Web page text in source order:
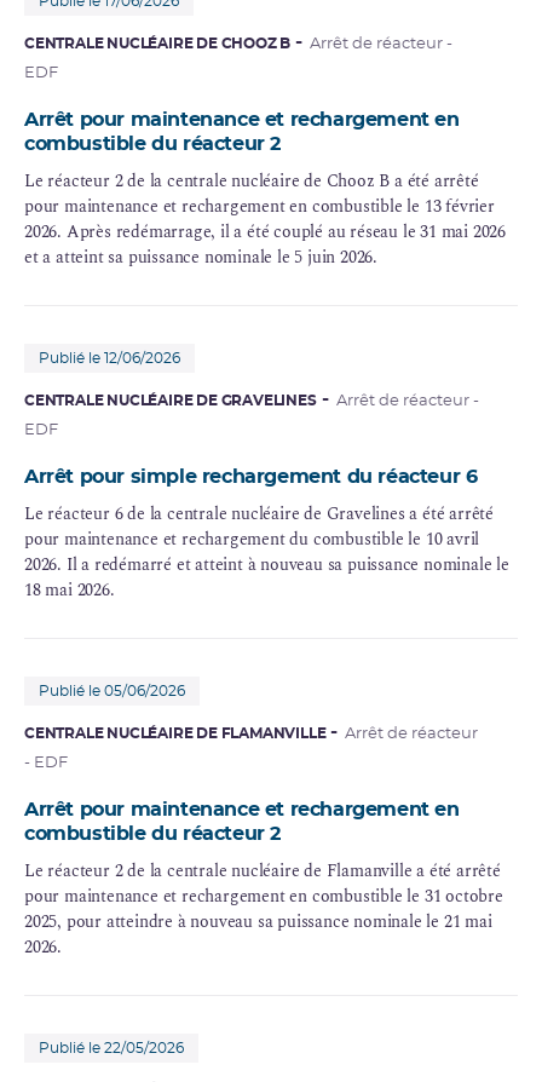
CENTRALE NUCLÉAIRE DE CHOOZ B
Arrêt de réacteur -
EDF
Arrêt pour maintenance et rechargement en
combustible du réacteur 2
Le réacteur 2 de la centrale nucléaire de Chooz B a été arrêté
pour maintenance et rechargement en combustible le 13 février
2026. Après redémarrage, il a été couplé au réseau le 31 mai 2026
et a atteint sa puissance nominale le 5 juin 2026.
Publié le 12/06/2026
CENTRALE NUCLÉAIRE DE GRAVELINES
Arrêt de réacteur -
EDF
Arrêt pour simple rechargement du réacteur 6
Le réacteur 6 de la centrale nucléaire de Gravelines a été arrêté
pour maintenance et rechargement du combustible le 10 avril
2026. Il a redémarré et atteint à nouveau sa puissance nominale le
18 mai 2026.
Publié le 05/06/2026
CENTRALE NUCLÉAIRE DE FLAMANVILLE
Arrêt de réacteur
- EDF
Arrêt pour maintenance et rechargement en
combustible du réacteur 2
Le réacteur 2 de la centrale nucléaire de Flamanville a été arrêté
pour maintenance et rechargement en combustible le 31 octobre
2025, pour atteindre à nouveau sa puissance nominale le 21 mai
2026.
Publié le 22/05/2026